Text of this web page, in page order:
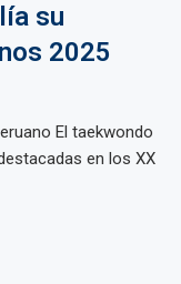
su
2025
El taekwondo
en los XX